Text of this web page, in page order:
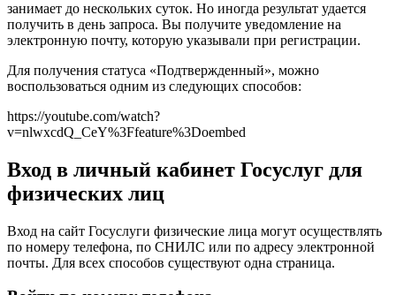
занимает до нескольких суток. Но иногда результат удается
получить в день запроса. Вы получите уведомление на
электронную почту, которую указывали при регистрации.
Для получения статуса «Подтвержденный», можно
воспользоваться одним из следующих способов:
https://youtube.com/watch?
v=nlwxcdQ_CeY%3Ffeature%3Doembed
Вход в личный кабинет Госуслуг для
физических лиц
Вход на сайт Госуслуги физические лица могут осуществлять
по номеру телефона, по СНИЛС или по адресу электронной
почты. Для всех способов существуют одна страница.